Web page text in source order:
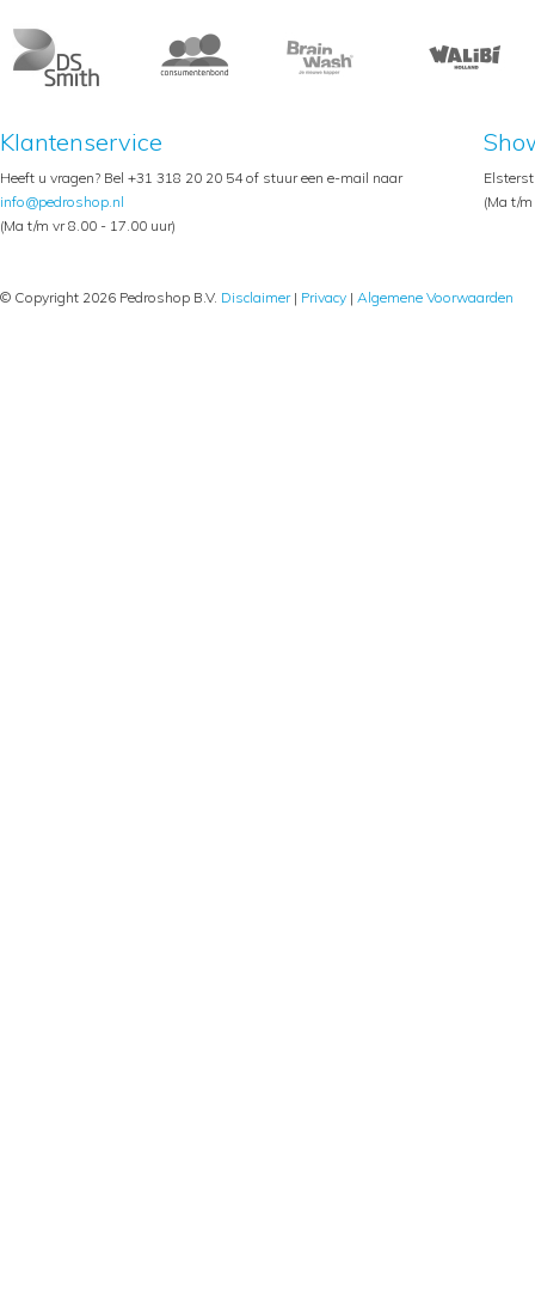
Klantenservice
Heeft u vragen? Bel +31 318 20 20 54 of stuur een e-mail naar
info@pedroshop.nl
(Ma t/m vr 8.00 - 17.00 uur)
(Ma t/
© Copyright 2026 Pedroshop B.V. Disclaimer| Privacy | Algemene Voorwaarden